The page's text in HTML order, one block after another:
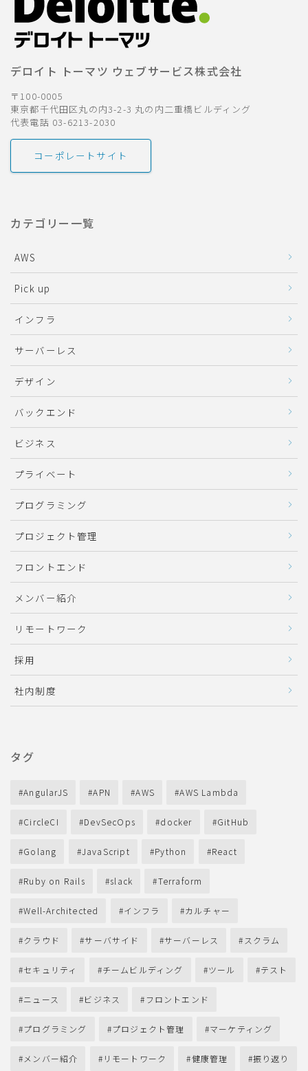
デロイト トーマツ ウェブサービス株式会社
〒100-0005
東京都千代田区丸の内3-2-3 丸の内二重橋ビルディング
代表電話 03-6213-2030
コーポレートサイト
カテゴリー一覧
AWS
Pick up
インフラ
サーバーレス
デザイン
バックエンド
ビジネス
プライベート
プログラミング
プロジェクト管理
フロントエンド
メンバー紹介
リモートワーク
採用
社内制度
タグ
AngularJS APN AWS AWS Lambda
CircleCI DevSecOps docker GitHub
Golang JavaScript Python React
Ruby on Rails slack Terraform
Well-Architected インフラ カルチャー
クラウド サーバサイド サーバーレス スクラム
セキュリティ チームビルディング ツール テスト
ニュース ビジネス フロントエンド
プログラミング プロジェクト管理 マーケティング
メンバー紹介 リモートワーク 健康管理 振り返り